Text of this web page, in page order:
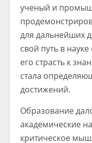
ученый и
для дальнейших
свой путь в науке
его страсть к
стала
достижений.
Образование
академические
критическое